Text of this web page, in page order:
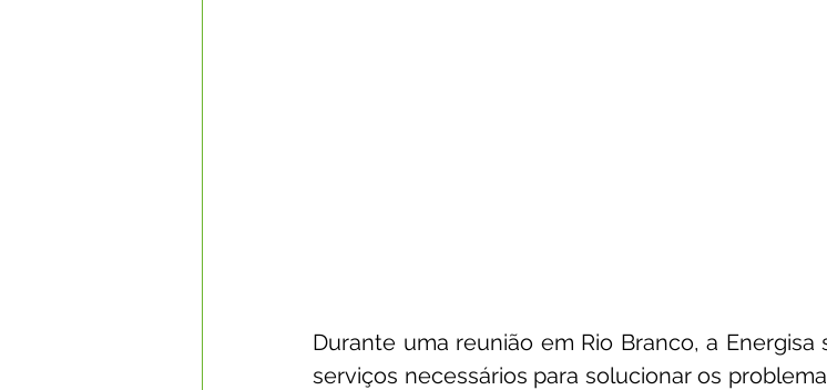
Durante uma reunião em Rio Branco, a
serviços necessários para solucionar os